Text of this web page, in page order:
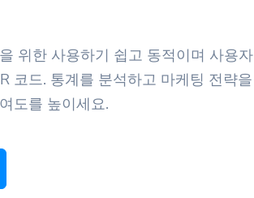
위한 사용하기 쉽고 동적이며 사용자
코드. 통계를 분석하고 마케팅 전략을
도를 높이세요.